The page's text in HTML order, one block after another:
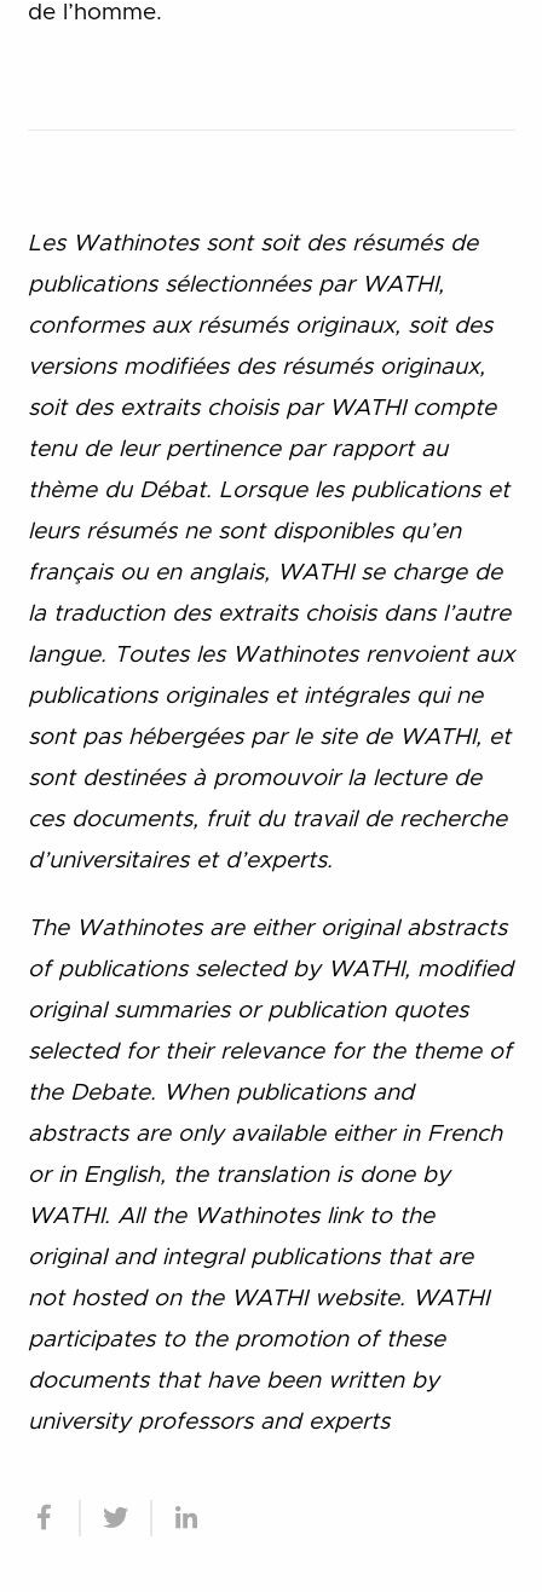
de l’homme.
Les Wathinotes sont soit des résumés de
publications sélectionnées par WATHI,
conformes aux résumés originaux, soit des
versions modifiées des résumés originaux,
soit des extraits choisis par WATHI compte
tenu de leur pertinence par rapport au
thème du Débat. Lorsque les publications et
leurs résumés ne sont disponibles qu’en
français ou en anglais, WATHI se charge de
la traduction des extraits choisis dans l’autre
langue. Toutes les Wathinotes renvoient aux
publications originales et intégrales qui ne
sont pas hébergées par le site de WATHI, et
sont destinées à promouvoir la lecture de
ces documents, fruit du travail de recherche
d’universitaires et d’experts.
The Wathinotes are either original abstracts
of publications selected by WATHI, modified
original summaries or publication quotes
selected for their relevance for the theme of
the Debate. When publications and
abstracts are only available either in French
or in English, the translation is done by
WATHI. All the Wathinotes link to the
original and integral publications that are
not hosted on the WATHI website. WATHI
participates to the promotion of these
documents that have been written by
university professors and experts